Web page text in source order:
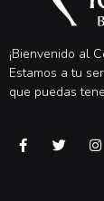
¡Bienvenido al
Estamos a tu
que puedas